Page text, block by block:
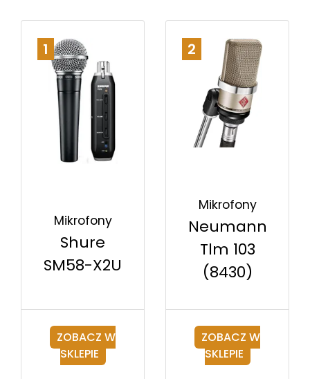
1
Mikrofony
Shure
SM58-X2U
ZOBACZ W
SKLEPIE
2
Mikrofony
Neumann
Tlm 103
(8430)
ZOBACZ W
SKLEPIE